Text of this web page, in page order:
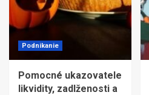
Podnikanie
Pomocné ukazovatele
likvidity, zadlženosti a